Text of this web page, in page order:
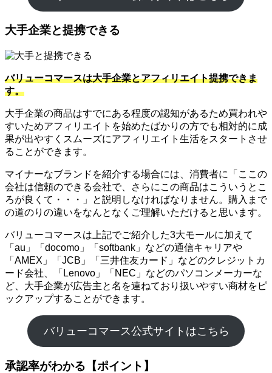
大手企業と提携できる
バリューコマースは大手企業とアフィリエイト提携できま
す。
大手企業の商品はすでにある程度の認知があるため買われや
すいためアフィリエイトを始めたばかりの方でも相対的に成
果が出やすくスムーズにアフィリエイト生活をスタートさせ
ることができます。
マイナーなブランドを紹介する場合には、消費者に「ここの
会社は信頼のできる会社で、さらにこの商品はこういうとこ
ろが良くて・・・」と説明しなければなりません。購入まで
の道のりの違いをなんとなくご理解いただけると思います。
バリューコマースは上記でご紹介した3大モールに加えて
「au」「docomo」「softbank」などの通信キャリアや
「AMEX」「JCB」「三井住友カード」などのクレジットカ
ード会社、「Lenovo」「NEC」などのパソコンメーカーな
ど、大手企業が広告主と名を連ねており扱いやすい商材をピ
ックアップすることができます。
バリューコマース公式サイトはこちら
承認率がわかる【ポイント】